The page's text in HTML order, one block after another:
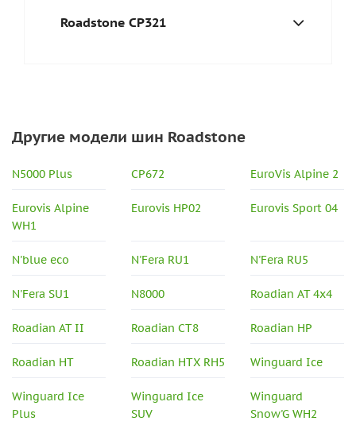
Roadstone CP321
Другие модели шин Roadstone
N5000 Plus CP672 EuroVis Alpine 2
Eurovis Alpine
WH1
Eurovis HP02 Eurovis Sport 04
N'blue eco N'Fera RU1 N'Fera RU5
N'Fera SU1 N8000 Roadian AT 4x4
Roadian AT II Roadian CT8 Roadian HP
Roadian HT Roadian HTX RH5 Winguard Ice
Winguard Ice
Plus
Winguard Ice
SUV
Winguard
Snow'G WH2